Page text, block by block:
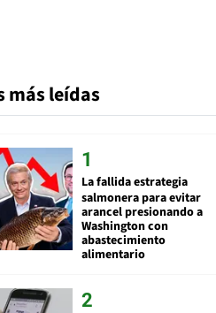
más leídas
La fallida estrategia
salmonera para evitar
arancel presionando a
Washington con
abastecimiento
alimentario